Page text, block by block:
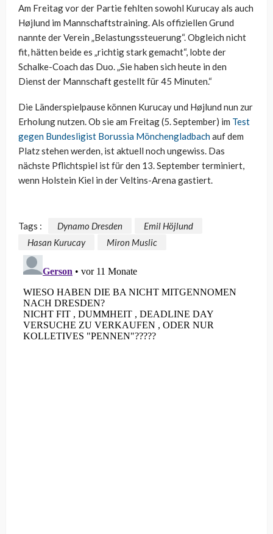
Am Freitag vor der Partie fehlten sowohl Kurucay als auch
Højlund im Mannschaftstraining. Als offiziellen Grund
nannte der Verein „Belastungssteuerung“. Obgleich nicht
fit, hätten beide es „richtig stark gemacht“, lobte der
Schalke-Coach das Duo. „Sie haben sich heute in den
Dienst der Mannschaft gestellt für 45 Minuten.“
Die Länderspielpause können Kurucay und Højlund nun zur
Erholung nutzen. Ob sie am Freitag (5. September) im Test
gegen Bundesligist Borussia Mönchengladbachauf dem
Platz stehen werden, ist aktuell noch ungewiss. Das
nächste Pflichtspiel ist für den 13. September terminiert,
wenn Holstein Kiel in der Veltins-Arena gastiert.
Tags : Dynamo Dresden
Emil Höjlund
Hasan Kurucay
Miron Muslic